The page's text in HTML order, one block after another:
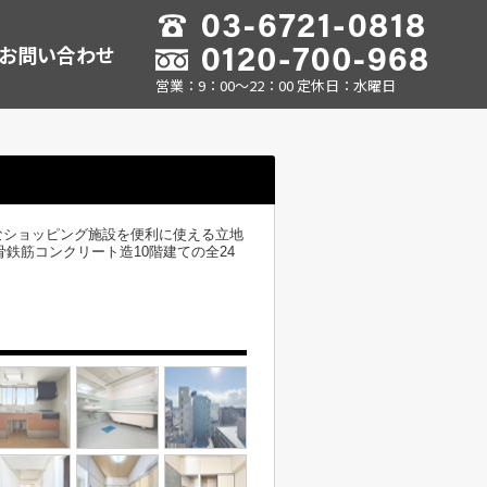
問い合わせ
営業：9：00～22：00 定休日：水曜日
ョッピング施設を便利に使える立地
筋コンクリート造10階建ての全24